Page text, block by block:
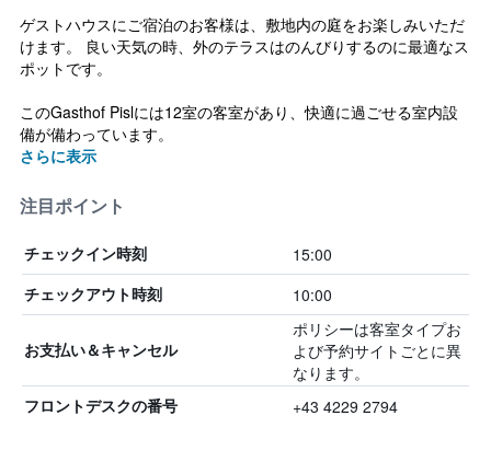
ゲストハウスにご宿泊のお客様は、敷地内の庭をお楽しみいただ
けます。 良い天気の時、外のテラスはのんびりするのに最適なス
ポットです。
このGasthof Pislには12室の客室があり、快適に過ごせる室内設
備が備わっています。
さらに表示
注目ポイント
チェックイン時刻 15:00
チェックアウト時刻 10:00
お支払い＆キャンセル
ポリシーは客室タイプお
よび予約サイトごとに異
なります。
フロントデスクの番号 +43 4229 2794